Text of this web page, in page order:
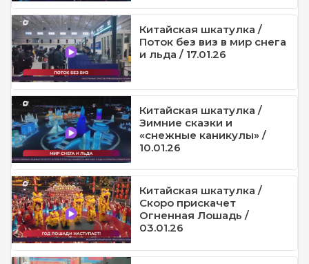
Китайская шкатулка /
Поток без виз в мир снега
и льда / 17.01.26
Китайская шкатулка /
Зимние сказки и
«снежные каникулы» /
10.01.26
Китайская шкатулка /
Скоро прискачет
Огненная Лошадь /
03.01.26